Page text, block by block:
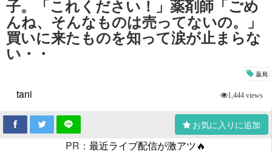
子。「これください！」薬剤師「ごめ
んね、そんなものは売ってないの。」
買いに来たものを知って涙が止まらな
い・・
薬局
tani 1,444 views
お気に入りに追加
PR： 最近ライブ配信が激アツ🔥